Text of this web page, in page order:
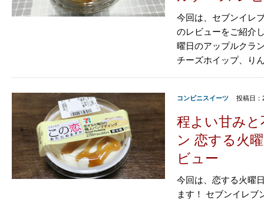
今回は、セブンイレ
のレビューをご紹介
曜日のアップルクラ
チーズホイップ、り
コンビニスイーツ 投稿日：
程よい甘み
ン 恋する火
ビュー
今回は、恋する火曜
ます！ セブンイレブ